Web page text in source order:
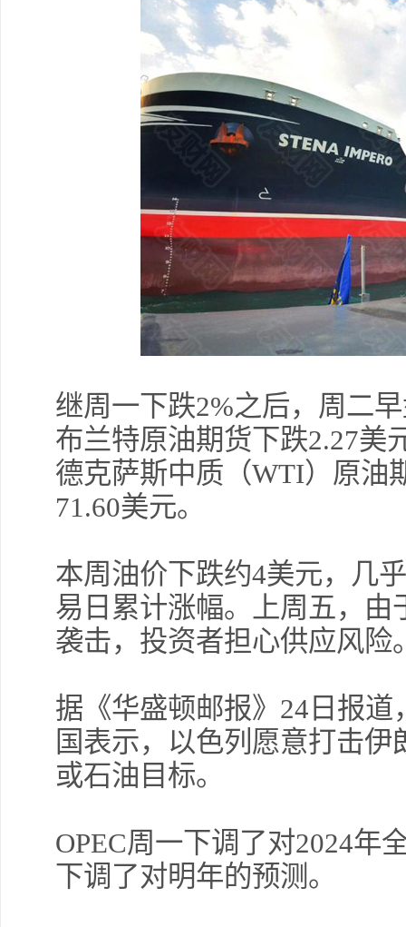
继周一下跌2%之后，周二
布兰特原油期货下跌2.27美
德克萨斯中质（WTI）原油
71.60美元。
本周油价下跌约4美元，几
易日累计涨幅。上周五，
袭击，投资者担心供应风险
据《华盛顿邮报》24日报
国表示，以色列愿意打击
或石油目标。
OPEC周一下调了对2024年
下调了对明年的预测。